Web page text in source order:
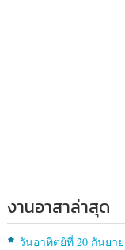
งานอาสาล่าสุด
วันอาทิตย์ที่ 20 กันยาย